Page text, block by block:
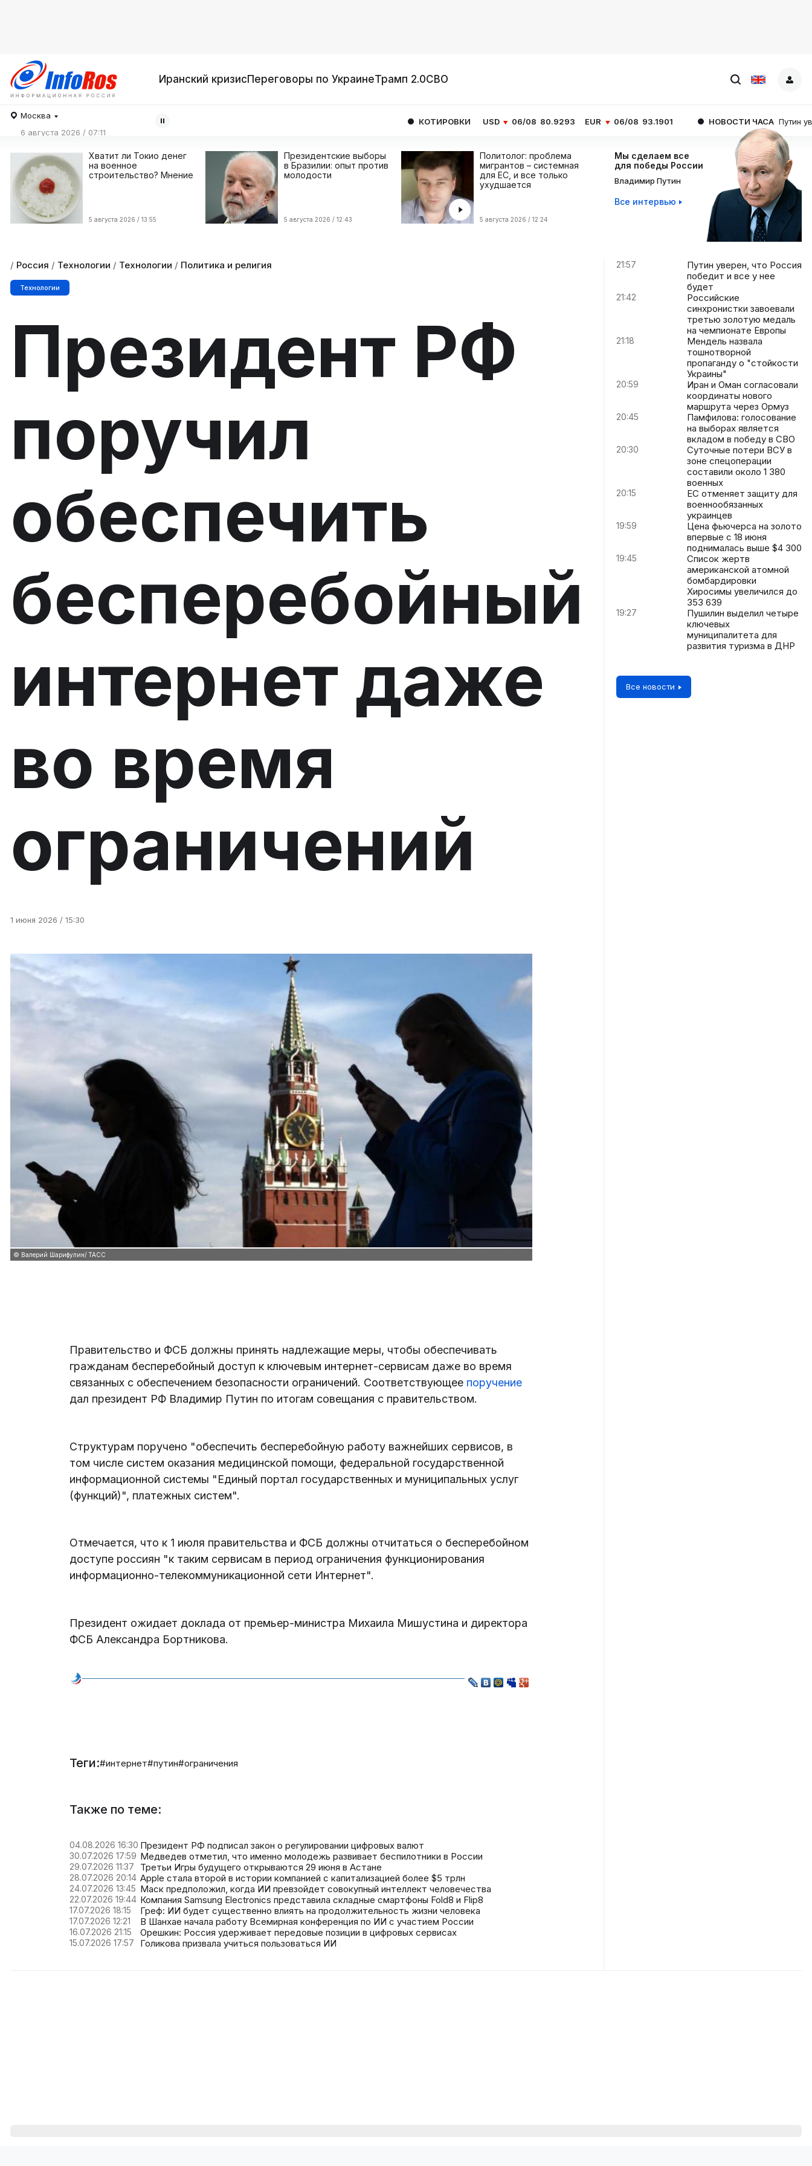
Иранский кризисПереговоры по УкраинеТрамп 2.0СВО
Москва
6 августа 2026 / 07:11
КОТИРОВКИ USD 06/08 80.9293 EUR 06/08 93.1901 НОВОСТИ ЧАСА Путин уверен, что
Хватит ли Токио денег
на военное
строительство? Мнение
5 августа 2026 / 13:55
Президентские выборы
в Бразилии: опыт против
молодости
5 августа 2026 / 12:43
Политолог: проблема
мигрантов – системная
для ЕС, и все только
ухудшается
5 августа 2026 / 12:24
Мы сделаем все
для победы России
Владимир Путин
Все интервью
/ Россия / Технологии / Технологии / Политика и религия
Технологии
Президент РФ
поручил
обеспечить
бесперебойный
интернет даже
во время
ограничений
1 июня 2026 / 15:30
© Валерий Шарифулин/ ТАСС
Правительство и ФСБ должны принять надлежащие меры, чтобы обеспечивать
гражданам бесперебойный доступ к ключевым интернет-сервисам даже во время
связанных с обеспечением безопасности ограничений. Соответствующее поручение
дал президент РФ Владимир Путин по итогам совещания с правительством.
Структурам поручено "обеспечить бесперебойную работу важнейших сервисов, в
том числе систем оказания медицинской помощи, федеральной государственной
информационной системы "Единый портал государственных и муниципальных услуг
(функций)", платежных систем".
Отмечается, что к 1 июля правительства и ФСБ должны отчитаться о бесперебойном
доступе россиян "к таким сервисам в период ограничения функционирования
информационно-телекоммуникационной сети Интернет".
Президент ожидает доклада от премьер-министра Михаила Мишустина и директора
ФСБ Александра Бортникова.
Теги:#интернет#путин#ограничения
Также по теме:
04.08.2026 16:30 Президент РФ подписал закон о регулировании цифровых валют
30.07.2026 17:59 Медведев отметил, что именно молодежь развивает беспилотники в России
29.07.2026 11:37 Третьи Игры будущего открываются 29 июня в Астане
28.07.2026 20:14 Apple стала второй в истории компанией с капитализацией более $5 трлн
24.07.2026 13:45 Маск предположил, когда ИИ превзойдет совокупный интеллект человечества
22.07.2026 19:44 Компания Samsung Electronics представила складные смартфоны Fold8 и Flip8
17.07.2026 18:15 Греф: ИИ будет существенно влиять на продолжительность жизни человека
17.07.2026 12:21 В Шанхае начала работу Всемирная конференция по ИИ с участием России
16.07.2026 21:15 Орешкин: Россия удерживает передовые позиции в цифровых сервисах
15.07.2026 17:57 Голикова призвала учиться пользоваться ИИ
21:57
Путин уверен, что Россия
победит и все у нее
будет
21:42
Российские
синхронистки завоевали
третью золотую медаль
на чемпионате Европы
21:18
Мендель назвала
тошнотворной
пропаганду о "стойкости
Украины"
20:59
Иран и Оман согласовали
координаты нового
маршрута через Ормуз
20:45
Памфилова: голосование
на выборах является
вкладом в победу в СВО
20:30
Суточные потери ВСУ в
зоне спецоперации
составили около 1 380
военных
20:15
ЕС отменяет защиту для
военнообязанных
украинцев
19:59
Цена фьючерса на золото
впервые с 18 июня
поднималась выше $4 300
19:45
Список жертв
американской атомной
бомбардировки
Хиросимы увеличился до
353 639
19:27
Пушилин выделил четыре
ключевых
муниципалитета для
развития туризма в ДНР
Все новости